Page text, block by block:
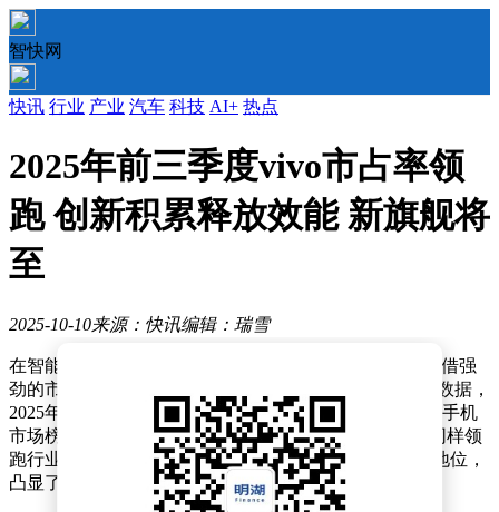
智快网
快讯 行业 产业 汽车 科技 AI+ 热点
2025年前三季度vivo市占率领
跑 创新积累释放效能 新旗舰将
至
2025-10-10来源：快讯编辑：瑞雪
在智能手机市场竞争白热化的当下，vivo（含iQOO）凭借强
劲的市场表现再度成为行业焦点。根据最新发布的权威数据，
2025年第三季度，vivo以18.4%的市场份额稳居中国智能手机
市场榜首；而在前三季度累计数据中，其17.2%的份额同样领
跑行业。这是vivo连续第四年在前三季度保持市场领先地位，
凸显了品牌在技术创新与用户体验领域的深厚积淀。